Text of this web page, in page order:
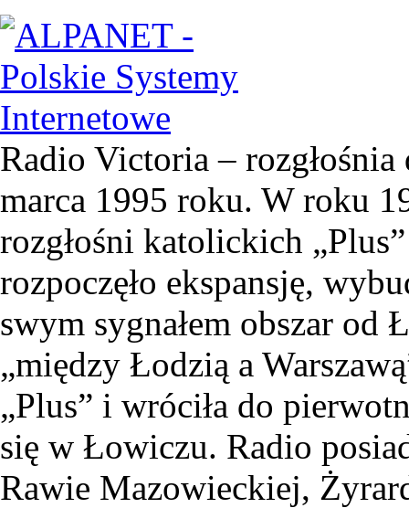
Radio Victoria –
marca 1995 roku. W roku
rozgłośni katolickich
rozpoczęło ekspansję,
swym sygnałem obszar od
„między Łodzią a
„Plus” i wróciła do
się w Łowiczu. Radio
Rawie Mazowieckiej,